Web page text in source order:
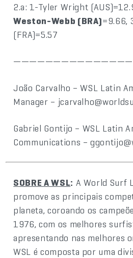
2.a: 1-Tyler Wright
Weston-Webb (BRA)=9.66,
(FRA)=5.57
João Carvalho – WSL Latin
Manager –
Gabriel Gontijo – WSL Latin
Communications –
SOBRE A WSL: A World Surf
promove as principais
planeta, coroando os
1976, com os melhores
apresentando nas melhores
WSL é composta por uma